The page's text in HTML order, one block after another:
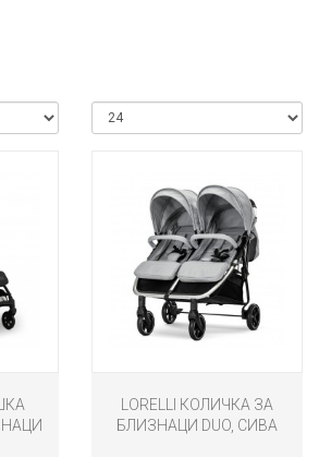
LORELLI КОЛИЧКА ЗА
БЛИЗНАЦИ DUO, СИВА